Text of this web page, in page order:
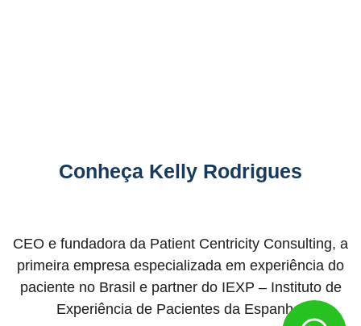
Conheça Kelly Rodrigues
CEO e fundadora da Patient Centricity Consulting, a
primeira empresa especializada em experiência do
paciente no Brasil e partner do IEXP – Instituto de
Experiência de Pacientes da Espanha;